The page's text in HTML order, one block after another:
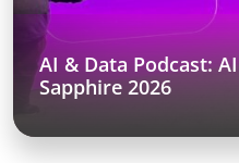
AI & Data Podcast:
Sapphire 2026